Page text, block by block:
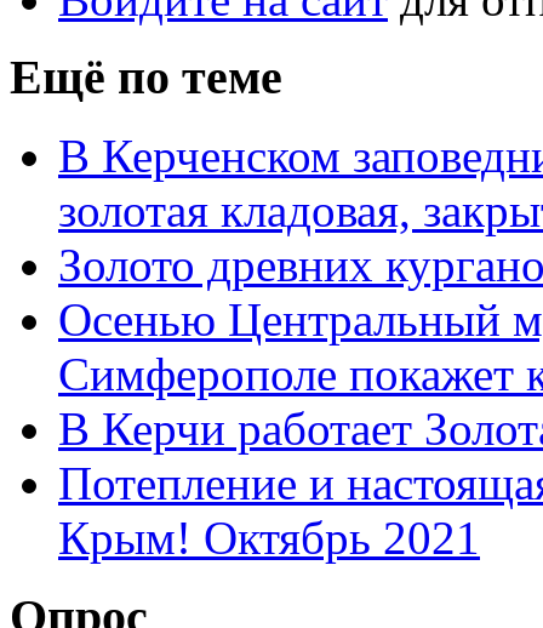
Ещё по теме
В Керченском
золотая кладовая,
Золото древних
Осенью Центральный
Симферополе покажет
В Керчи работает
Потепление и
Крым! Октябрь 2021
Опрос